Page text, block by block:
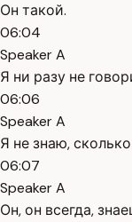
Он такой.
06:04
Speaker A
Я ни разу не
06:06
Speaker A
Я не знаю,
06:07
Speaker A
Он, он всегда,